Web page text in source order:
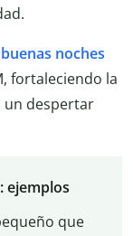
buenas noches
fortaleciendo la
un despertar
ejemplos
que